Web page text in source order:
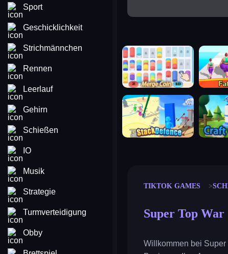
Sport
Geschicklichkeit
Strichmännchen
Rennen
Leerlauf
Gehirn
Schießen
IO
Musik
Strategie
Turmverteidigung
Obby
merge coin fat to fit
stack defence craft
TIKTOK GAMES
Super Top War
Willkommen bei